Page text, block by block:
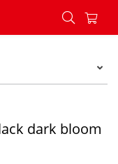
black dark bloom 3
dark bloom